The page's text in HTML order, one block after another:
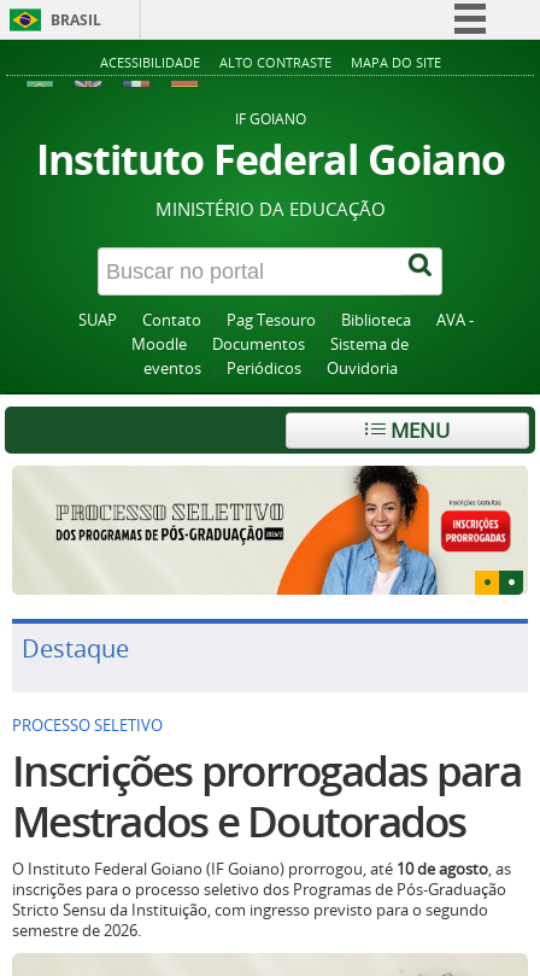
BRASIL
Simplifique!
Acesso à informação
Legislação
Canais
ACESSIBILIDADE ALTO CONTRASTE MAPA DO SITE
IF GOIANO
Instituto Federal Goiano
MINISTÉRIO DA EDUCAÇÃO
SUAP Contato Pag Tesouro Biblioteca
AVA -
Moodle
Documentos
Sistema de
eventos
Periódicos Ouvidoria
MENU
Destaque
PROCESSO SELETIVO
Inscrições prorrogadas para
Mestrados e Doutorados
O Instituto Federal Goiano (IF Goiano) prorrogou, até 10 de agosto, as
inscrições para o processo seletivo dos Programas de Pós-Graduação
Stricto Sensu da Instituição, com ingresso previsto para o segundo
semestre de 2026.